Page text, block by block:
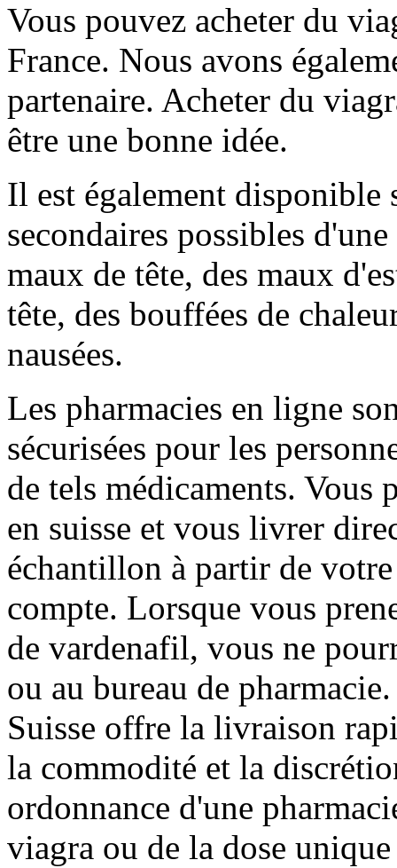
Vous pouvez acheter du
France. Nous avons
partenaire. Acheter du
être une bonne idée.
Il est également disponible
secondaires possibles
maux de tête, des maux
tête, des bouffées de
nausées.
Les pharmacies en ligne
sécurisées pour les
de tels médicaments. Vous
en suisse et vous livrer
échantillon à partir de
compte. Lorsque vous
de vardenafil, vous ne
ou au bureau de
Suisse offre la livraison
la commodité et la
ordonnance d'une
viagra ou de la dose